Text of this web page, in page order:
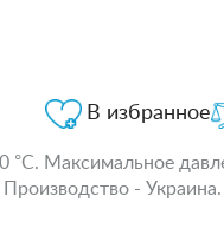
В избранное
°С. Максимальное
- Украина.